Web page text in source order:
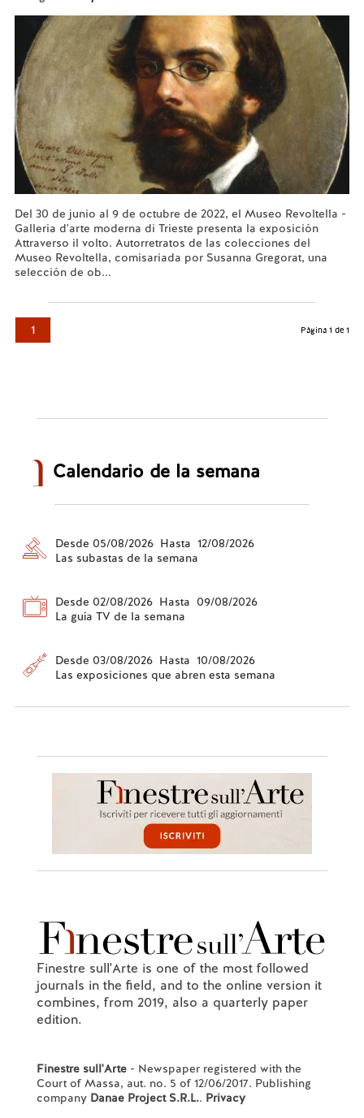
Del 30 de junio al 9 de octubre de 2022, el Museo Revoltella -
Galleria d'arte moderna di Trieste presenta la exposición
Attraverso il volto. Autorretratos de las colecciones del
Museo Revoltella, comisariada por Susanna Gregorat, una
selección de ob...
1 Página 1 de 1
Calendario de la semana
Desde 05/08/2026 Hasta 12/08/2026
Las subastas de la semana
Desde 02/08/2026 Hasta 09/08/2026
La guía TV de la semana
Desde 03/08/2026 Hasta 10/08/2026
Las exposiciones que abren esta semana
Finestre sull'Arte is one of the most followed
journals in the field, and to the online version it
combines, from 2019, also a quarterly paper
edition.
Finestre sull'Arte- Newspaper registered with the
Court of Massa, aut. no. 5 of 12/06/2017. Publishing
company Danae Project S.R.L.. Privacy